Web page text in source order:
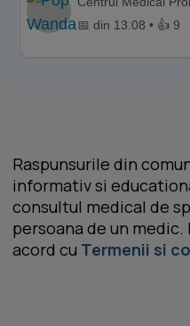
📅 din 13.08 • 👍 9
Raspunsurile din
informativ si
consultul medical de
persoana de un
acord cu Termenii si